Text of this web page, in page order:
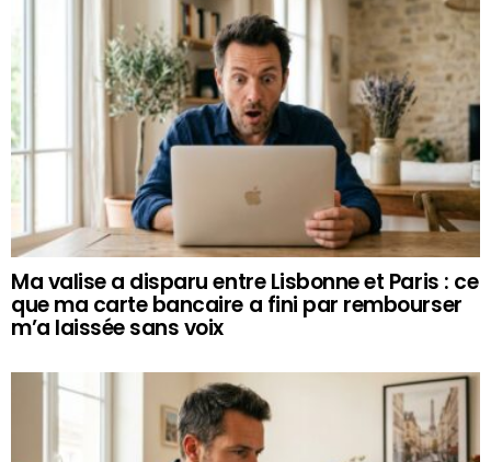
Ma valise a disparu entre Lisbonne et Paris : ce
que ma carte bancaire a fini par rembourser
m’a laissée sans voix